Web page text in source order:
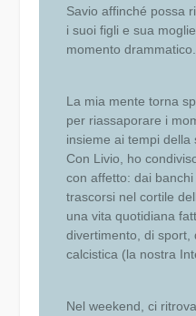
Savio affinché possa
i suoi figli e sua
momento drammatico.
La mia mente torna
per riassaporare i
insieme ai tempi della
Con Livio, ho
con affetto: dai
trascorsi nel cortile
una vita quotidiana
divertimento, di sport,
calcistica (la nostra
Nel weekend, ci